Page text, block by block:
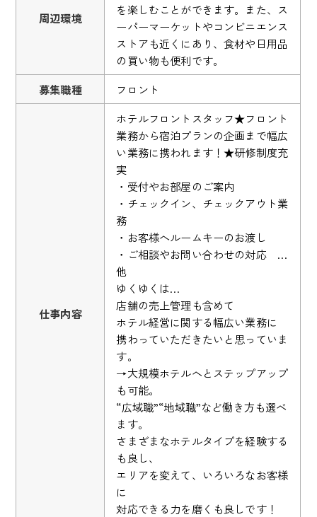
周辺環境
を楽しむことができます。また、ス
ーパーマーケットやコンビニエンス
ストアも近くにあり、食材や日用品
の買い物も便利です。
募集職種
フロント
仕事内容
ホテルフロントスタッフ★フロント
業務から宿泊プランの企画まで幅広
い業務に携われます！★研修制度充
実
・受付やお部屋のご案内
・チェックイン、チェックアウト業
務
・お客様へルームキーのお渡し
・ご相談やお問い合わせの対応 …
他
ゆくゆくは…
店舗の売上管理も含めて
ホテル経営に関する幅広い業務に
携わっていただきたいと思っていま
す。
→大規模ホテルへとステップアップ
も可能。
“広域職”“地域職”など働き方も選べ
ます。
さまざまなホテルタイプを経験する
も良し、
エリアを変えて、いろいろなお客様
に
対応できる力を磨くも良しです！